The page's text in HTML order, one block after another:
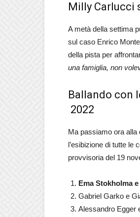
Milly Carlucci
A metà della settima
sul caso Enrico
della pista per
una famiglia, non
Ballando con
2022
Ma passiamo ora alla
l’esibizione di tutte le
provvisoria del 19
Ema Stokholma
Gabriel Garko e
Alessandro Egger